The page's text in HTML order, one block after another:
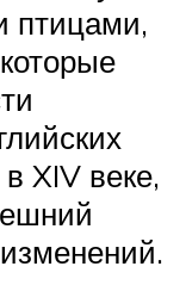
птицами,
XIV веке,